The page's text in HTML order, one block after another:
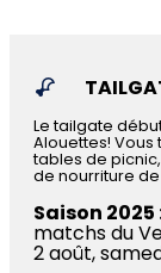
Le tailgate
Alouettes!
tables de
de nourriture
Saison 2025
matchs du
2 août,